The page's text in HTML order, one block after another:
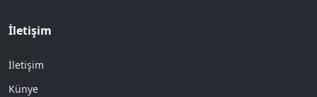
İletişim
İletişim
Künye